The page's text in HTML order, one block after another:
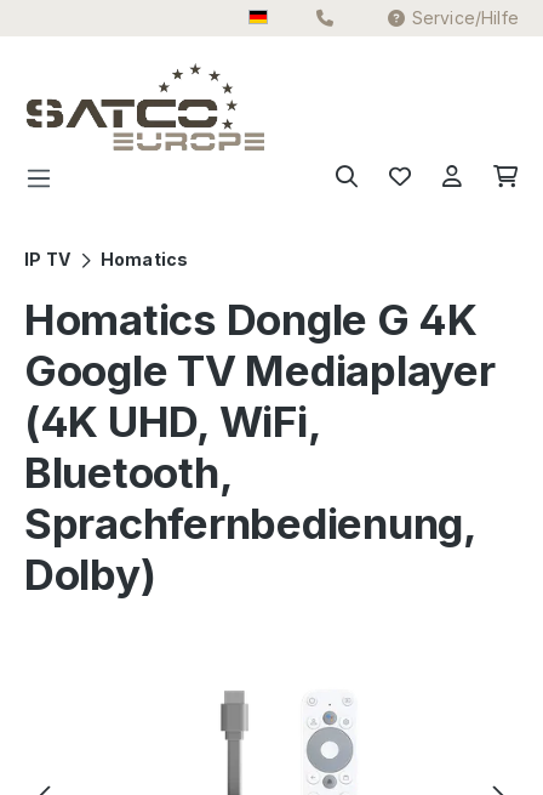
Zum Hauptinhalt springen Service/Hilfe
IP TV Homatics
Homatics Dongle G 4K
Google TV Mediaplayer
(4K UHD, WiFi,
Bluetooth,
Sprachfernbedienung,
Dolby)